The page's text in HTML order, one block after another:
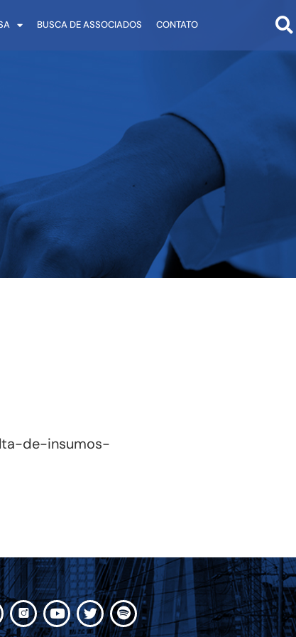
BUSCA DE ASSOCIADOS CONTATO
de-insumos-